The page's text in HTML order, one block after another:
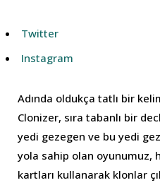
Twitter
Instagram
Adında oldukça tatlı bir
Clonizer, sıra tabanlı bir
yedi gezegen ve bu yedi
yola sahip olan oyunumuz,
kartları kullanarak klonlar